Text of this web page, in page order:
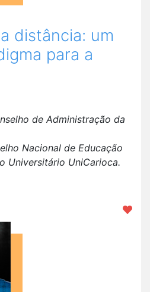
distância: um
para a
de Administração da
Nacional de Educação
Universitário UniCarioca.